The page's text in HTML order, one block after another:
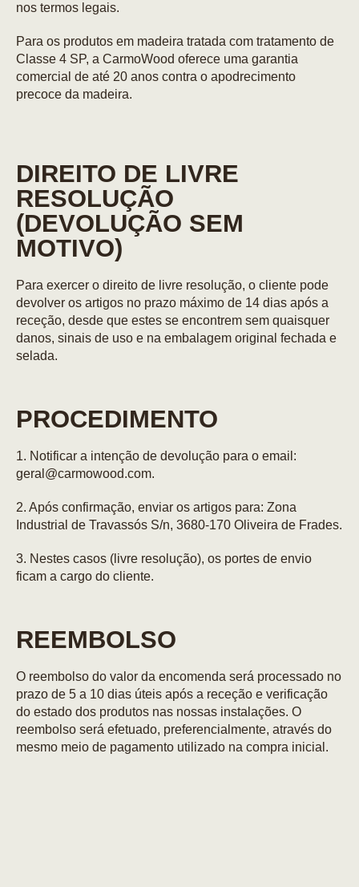
nos termos legais.
Para os produtos em madeira tratada com tratamento de
Classe 4 SP, a CarmoWood oferece uma garantia
comercial de até 20 anos contra o apodrecimento
precoce da madeira.
DIREITO DE LIVRE
RESOLUÇÃO
(DEVOLUÇÃO SEM
MOTIVO)
Para exercer o direito de livre resolução, o cliente pode
devolver os artigos no prazo máximo de 14 dias após a
receção, desde que estes se encontrem sem quaisquer
danos, sinais de uso e na embalagem original fechada e
selada.
PROCEDIMENTO
1. Notificar a intenção de devolução para o email:
geral@carmowood.com.
2. Após confirmação, enviar os artigos para: Zona
Industrial de Travassós S/n, 3680-170 Oliveira de Frades.
3. Nestes casos (livre resolução), os portes de envio
ficam a cargo do cliente.
REEMBOLSO
O reembolso do valor da encomenda será processado no
prazo de 5 a 10 dias úteis após a receção e verificação
do estado dos produtos nas nossas instalações. O
reembolso será efetuado, preferencialmente, através do
mesmo meio de pagamento utilizado na compra inicial.